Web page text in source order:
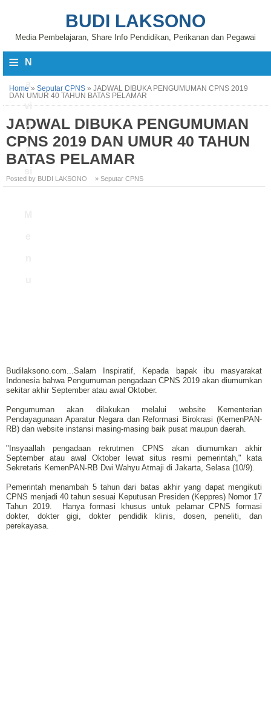
BUDI LAKSONO
Media Pembelajaran, Share Info Pendidikan, Perikanan dan Pegawai
≡ N
vi
g
a
Home » Seputar CPNS » JADWAL DIBUKA PENGUMUMAN CPNS 2019
DAN UMUR 40 TAHUN BATAS PELAMAR
JADWAL DIBUKA PENGUMUMAN
CPNS 2019 DAN UMUR 40 TAHUN
BATAS PELAMAR
Posted by BUDI LAKSONO » Seputar CPNS
Budilaksono.com...Salam Inspiratif, Kepada bapak ibu masyarakat
Indonesia bahwa Pengumuman pengadaan CPNS 2019 akan diumumkan
sekitar akhir September atau awal Oktober.
Pengumuman akan dilakukan melalui website Kementerian
Pendayagunaan Aparatur Negara dan Reformasi Birokrasi (KemenPAN-
RB) dan website instansi masing-masing baik pusat maupun daerah.
"Insyaallah pengadaan rekrutmen CPNS akan diumumkan akhir
September atau awal Oktober lewat situs resmi pemerintah," kata
Sekretaris KemenPAN-RB Dwi Wahyu Atmaji di Jakarta, Selasa (10/9).
Pemerintah menambah 5 tahun dari batas akhir yang dapat mengikuti
CPNS menjadi 40 tahun sesuai Keputusan Presiden (Keppres) Nomor 17
Tahun 2019.
Hanya formasi khusus untuk pelamar CPNS formasi
dokter, dokter gigi, dokter pendidik klinis, dosen, peneliti, dan
perekayasa.